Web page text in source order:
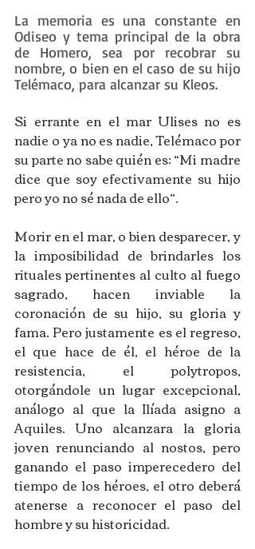
La memoria es una constante en
Odiseo y tema principal de la obra
de Homero, sea por recobrar su
nombre, o bien en el caso de su hijo
Telémaco, para alcanzar su Kleos.
Si errante en el mar Ulises no es
nadie o ya no es nadie, Telémaco por
su parte no sabe quién es: “Mi madre
dice que soy efectivamente su hijo
pero yo no sé nada de ello”.
Morir en el mar, o bien desparecer, y
la imposibilidad de brindarles los
rituales pertinentes al culto al fuego
sagrado, hacen inviable la
coronación de su hijo, su gloria y
fama. Pero justamente es el regreso,
el que hace de él, el héroe de la
resistencia, el polytropos,
otorgándole un lugar excepcional,
análogo al que la Ilíada asigno a
Aquiles. Uno alcanzara la gloria
joven renunciando al nostos, pero
ganando el paso imperecedero del
tiempo de los héroes, el otro deberá
atenerse a reconocer el paso del
hombre y su historicidad.